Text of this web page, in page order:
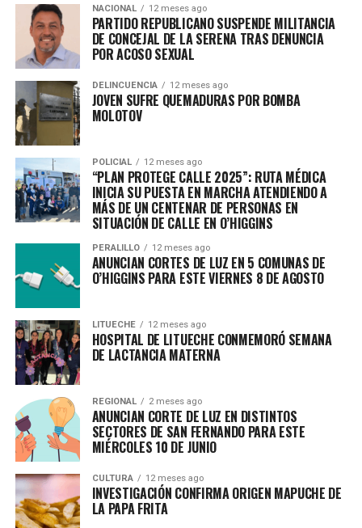
RELATED TOPICS:
UP NEXT
ESCÁNDALO EN CULTURAS: MINISTRA ENFRENTA JUICIO
POR ABUSOS Y DISCRIMINACIÓN LABORAL EN EL BAFONA
DON'T MISS
TRAS EL AÑO SABÁTICO QUE USACH OTORGÓ A ELISA
LONCÓN: AUTORIDADES PIDEN EVALUAR SU “LEGALIDAD”
NACIONAL 12 meses ago
PARTIDO REPUBLICANO SUSPENDE MILITANCIA
DE CONCEJAL DE LA SERENA TRAS DENUNCIA
POR ACOSO SEXUAL
DELINCUENCIA 12 meses ago
JOVEN SUFRE QUEMADURAS POR BOMBA
MOLOTOV
POLICIAL 12 meses ago
“PLAN PROTEGE CALLE 2025”: RUTA MÉDICA
INICIA SU PUESTA EN MARCHA ATENDIENDO A
MÁS DE UN CENTENAR DE PERSONAS EN
SITUACIÓN DE CALLE EN O’HIGGINS
PERALILLO 12 meses ago
ANUNCIAN CORTES DE LUZ EN 5 COMUNAS DE
O’HIGGINS PARA ESTE VIERNES 8 DE AGOSTO
LITUECHE 12 meses ago
HOSPITAL DE LITUECHE CONMEMORÓ SEMANA
DE LACTANCIA MATERNA
REGIONAL 2 meses ago
ANUNCIAN CORTE DE LUZ EN DISTINTOS
SECTORES DE SAN FERNANDO PARA ESTE
MIÉRCOLES 10 DE JUNIO
CULTURA 12 meses ago
INVESTIGACIÓN CONFIRMA ORIGEN MAPUCHE DE
LA PAPA FRITA